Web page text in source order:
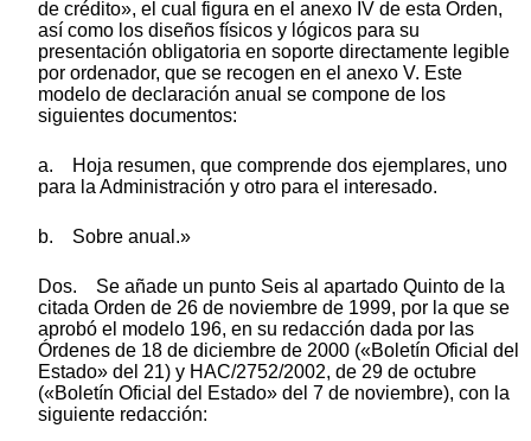
de crédito», el cual figura en el anexo IV de esta Orden,
así como los diseños físicos y lógicos para su
presentación obligatoria en soporte directamente legible
por ordenador, que se recogen en el anexo V. Este
modelo de declaración anual se compone de los
siguientes documentos:
a. Hoja resumen, que comprende dos ejemplares, uno
para la Administración y otro para el interesado.
b. Sobre anual.»
Dos. Se añade un punto Seis al apartado Quinto de la
citada Orden de 26 de noviembre de 1999, por la que se
aprobó el modelo 196, en su redacción dada por las
Órdenes de 18 de diciembre de 2000 («Boletín Oficial del
Estado» del 21) y HAC/2752/2002, de 29 de octubre
(«Boletín Oficial del Estado» del 7 de noviembre), con la
siguiente redacción: